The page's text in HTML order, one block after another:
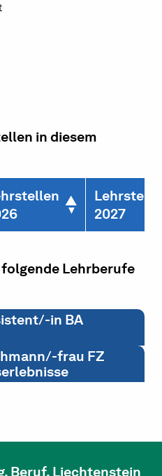
in diesem
2027
Lehrberufe
in BA
frau FZ
Beruf. Liechtenstein